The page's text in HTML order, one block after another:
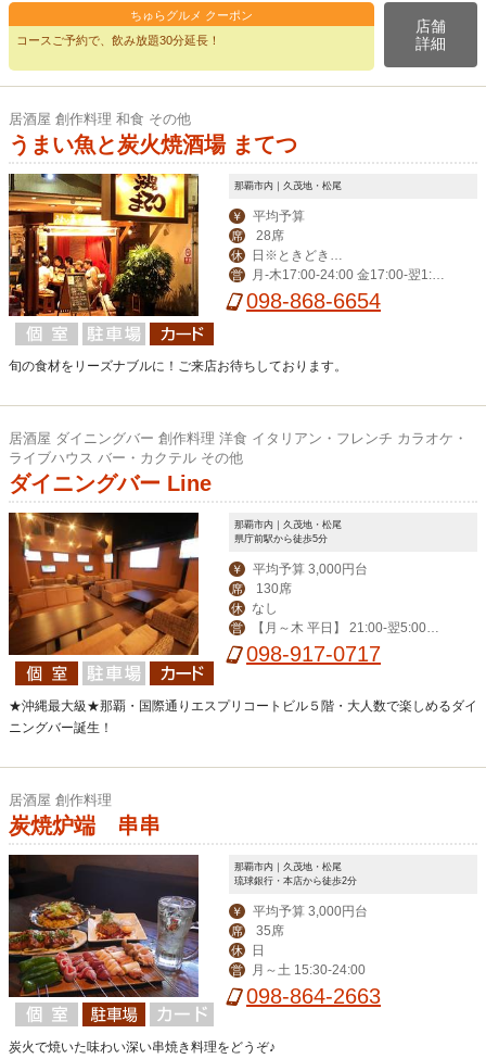
ちゅらグルメ クーポン
コースご予約で、飲み放題30分延長！
店舗
詳細
居酒屋 創作料理 和食 その他
うまい魚と炭火焼酒場 まてつ
那覇市内｜久茂地・松尾
￥ 平均予算
席 28席
休
曜日
営
月-木17:00-24:00 金17:00-翌1:00
土15:00-翌1:00
098-868-6654
旬の食材をリーズナブルに！ご来店お待ちしております。
居酒屋 ダイニングバー 創作料理 洋食 イタリアン・フレンチ カラオケ・
ライブハウス バー・カクテル その他
ダイニングバー Line
那覇市内｜久茂地・松尾
県庁前駅から徒歩5分
￥ 平均予算 3,000円台
席 130席
休 なし
営
【月～木 平日】 21:00-翌5:00
【その他】19:00-翌6:00
098-917-0717
★沖縄最大級★那覇・国際通りエスプリコートビル５階・大人数で楽しめるダイ
ニングバー誕生！
居酒屋 創作料理
炭焼炉端 串串
那覇市内｜久茂地・松尾
琉球銀行・本店から徒歩2分
￥ 平均予算 3,000円台
席 35席
休 日
営 月～土 15:30-24:00
098-864-2663
炭火で焼いた味わい深い串焼き料理をどうぞ♪